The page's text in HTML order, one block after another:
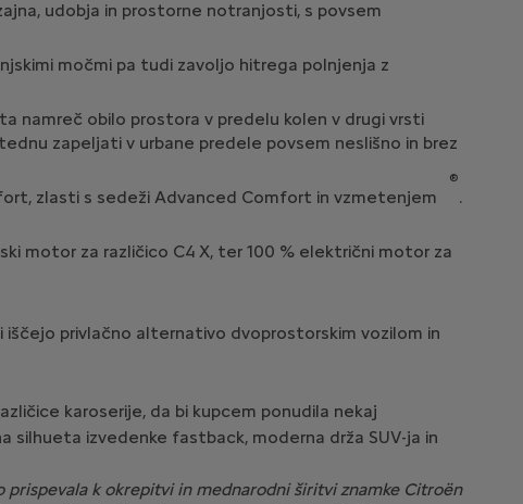
udobja in prostorne notranjosti, s povsem
močmi pa tudi zavoljo hitrega polnjenja z
namreč obilo prostora v predelu kolen v drugi vrsti
zapeljati v urbane predele povsem neslišno in brez
zlasti s sedeži Advanced Comfort in vzmetenjem
®
.
motor za različico C4 X, ter 100 % električni motor za
iščejo privlačno alternativo dvoprostorskim vozilom in
karoserije, da bi kupcem ponudila nekaj
silhueta izvedenke fastback, moderna drža SUV-ja in
prispevala k okrepitvi in mednarodni širitvi znamke Citroën